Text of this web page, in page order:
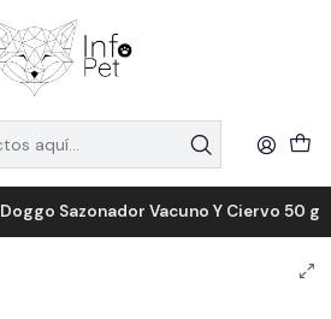
Doggo Sazonador Vacuno Y Ciervo 50 g